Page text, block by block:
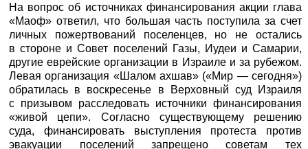
На вопрос об источниках финансирования акции глава
«Маоф» ответил, что большая часть поступила за счет
личных пожертвований поселенцев, но не остались
в стороне и Совет поселений Газы, Иудеи и Самарии,
другие еврейские организации в Израиле и за рубежом.
Левая организация «Шалом ахшав» («Мир — сегодня»)
обратилась в воскресенье в Верховный суд Израиля
с призывом расследовать источники финансирования
«живой цепи». Согласно существующему решению
суда, финансировать выступления протеста против
эвакуации поселений запрещено советам тех